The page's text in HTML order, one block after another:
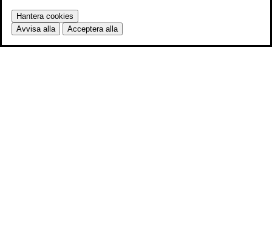
Hantera cookies
Avvisa alla
Acceptera alla